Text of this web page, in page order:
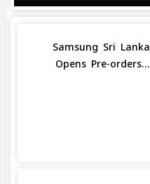
Samsung Sri Lanka
Opens Pre-orders...